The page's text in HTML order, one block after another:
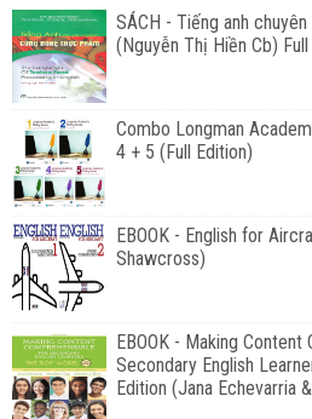
SÁCH - Tiếng anh
(Nguyễn Thị Hiền Cb) Full
Combo Longman
4 + 5 (Full Edition)
EBOOK - English for
Shawcross)
EBOOK - Making
Secondary English
Edition (Jana Echevarria